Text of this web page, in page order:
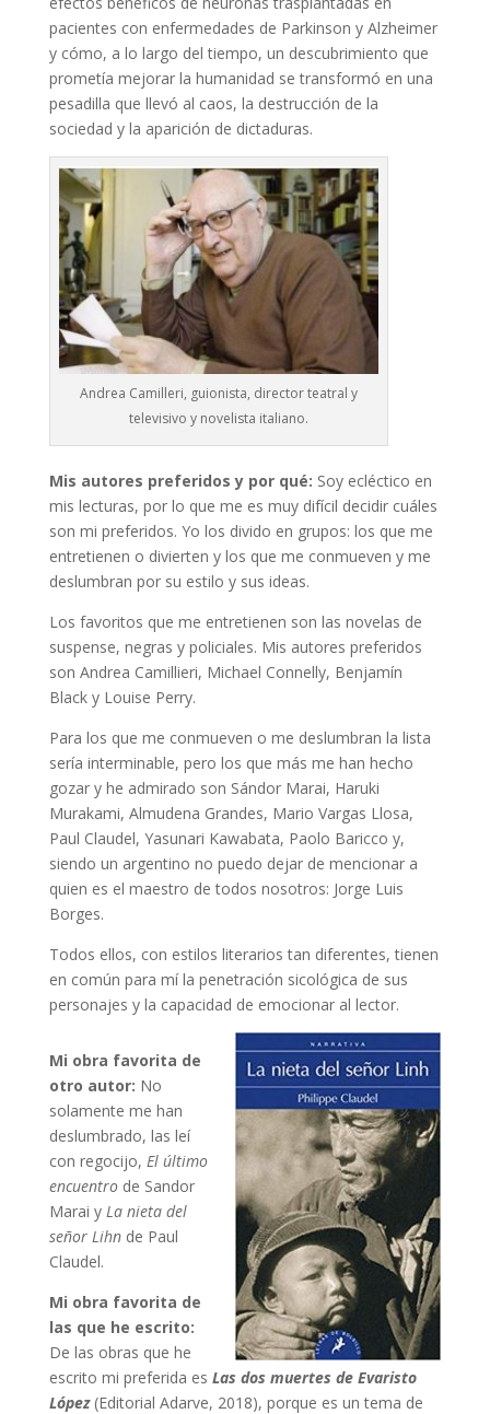
pacientes con enfermedades de Parkinson y Alzheimer
y cómo, a lo largo del tiempo, un descubrimiento que
prometía mejorar la humanidad se transformó en una
pesadilla que llevó al caos, la destrucción de la
sociedad y la aparición de dictaduras.
Andrea Camilleri, guionista, director teatral y
televisivo y novelista italiano.
Mis autores preferidos y por qué: Soy ecléctico en
mis lecturas, por lo que me es muy difícil decidir cuáles
son mi preferidos. Yo los divido en grupos: los que me
entretienen o divierten y los que me conmueven y me
deslumbran por su estilo y sus ideas.
Los favoritos que me entretienen son las novelas de
suspense, negras y policiales. Mis autores preferidos
son Andrea Camillieri, Michael Connelly, Benjamín
Black y Louise Perry.
Para los que me conmueven o me deslumbran la lista
sería interminable, pero los que más me han hecho
gozar y he admirado son Sándor Marai, Haruki
Murakami, Almudena Grandes, Mario Vargas Llosa,
Paul Claudel, Yasunari Kawabata, Paolo Baricco y,
siendo un argentino no puedo dejar de mencionar a
quien es el maestro de todos nosotros: Jorge Luis
Borges.
Todos ellos, con estilos literarios tan diferentes, tienen
en común para mí la penetración sicológica de sus
personajes y la capacidad de emocionar al lector.
Mi obra favorita de
otro autor: No
solamente me han
deslumbrado, las leí
con regocijo, El último
encuentrode Sandor
Marai y La nieta del
señor Lihnde Paul
Claudel.
Mi obra favorita de
las que he escrito:
De las obras que he
escrito mi preferida es Las dos muertes de Evaristo
López (Editorial Adarve, 2018), porque es un tema de